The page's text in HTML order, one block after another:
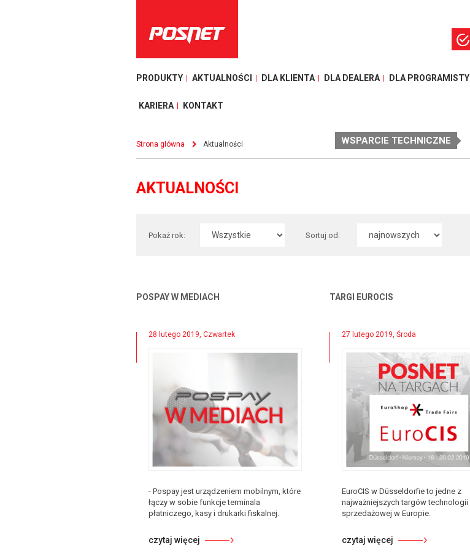
PRODUKTY AKTUALNOŚCI DLA KLIENTA DLA DEALERA DLA PROGRAMISTY
KARIERA KONTAKT
Strona główna Aktualności WSPARCIE TECHNICZNE
AKTUALNOŚCI
Pokaż rok: Sortuj od:
POSPAY W MEDIACH
28 lutego 2019, Czwartek
- Pospay jest urządzeniem mobilnym, które
łączy w sobie funkcje terminala
płatniczego, kasy i drukarki fiskalnej.
czytaj więcej
TARGI EUROCIS
27 lutego 2019, Środa
EuroCIS w Düsseldorfie to jedne z
najważniejszych targów technologii
sprzedażowej w Europie.
czytaj więcej